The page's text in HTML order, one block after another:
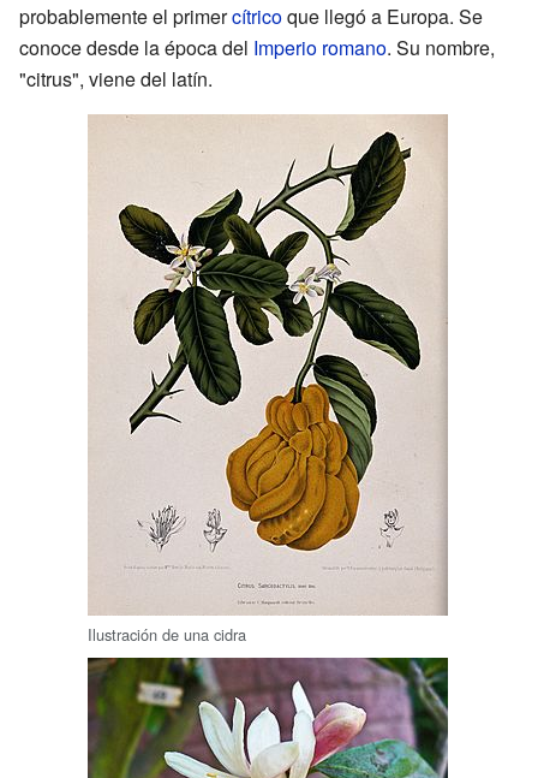
probablemente el primercítricoque llegó a Europa. Se
conoce desde la época del Imperio romano. Su nombre,
"citrus", viene del latín.
Ilustración de una cidra